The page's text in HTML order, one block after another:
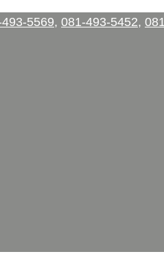
5569, 081-493-5452,